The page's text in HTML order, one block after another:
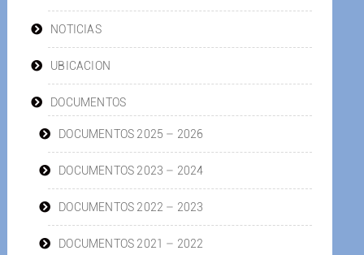
NOTICIAS
UBICACION
DOCUMENTOS
DOCUMENTOS 2025 – 2026
DOCUMENTOS 2023 – 2024
DOCUMENTOS 2022 – 2023
DOCUMENTOS 2021 – 2022